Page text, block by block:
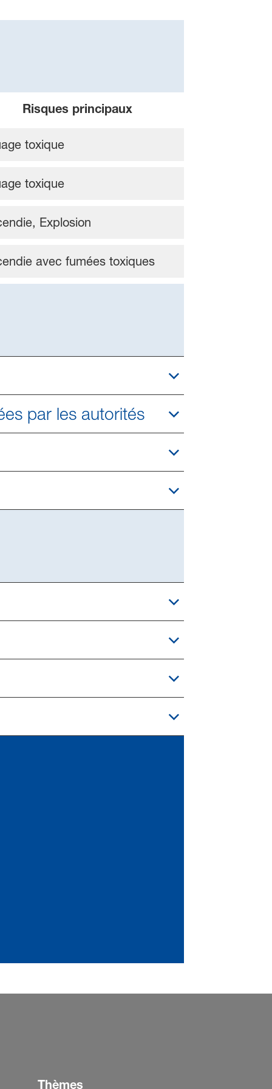
Risques principaux
toxique
toxique
Explosion
avec fumées toxiques
par les autorités
Thèmes